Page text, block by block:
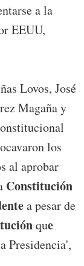
a la
EEUU,
Lovos, José
Magaña y
los
al aprobar
Constitución
a pesar de
que
Presidencia',